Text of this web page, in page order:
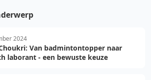
2024
Van badmintontopper naar
laborant - een bewuste keuze